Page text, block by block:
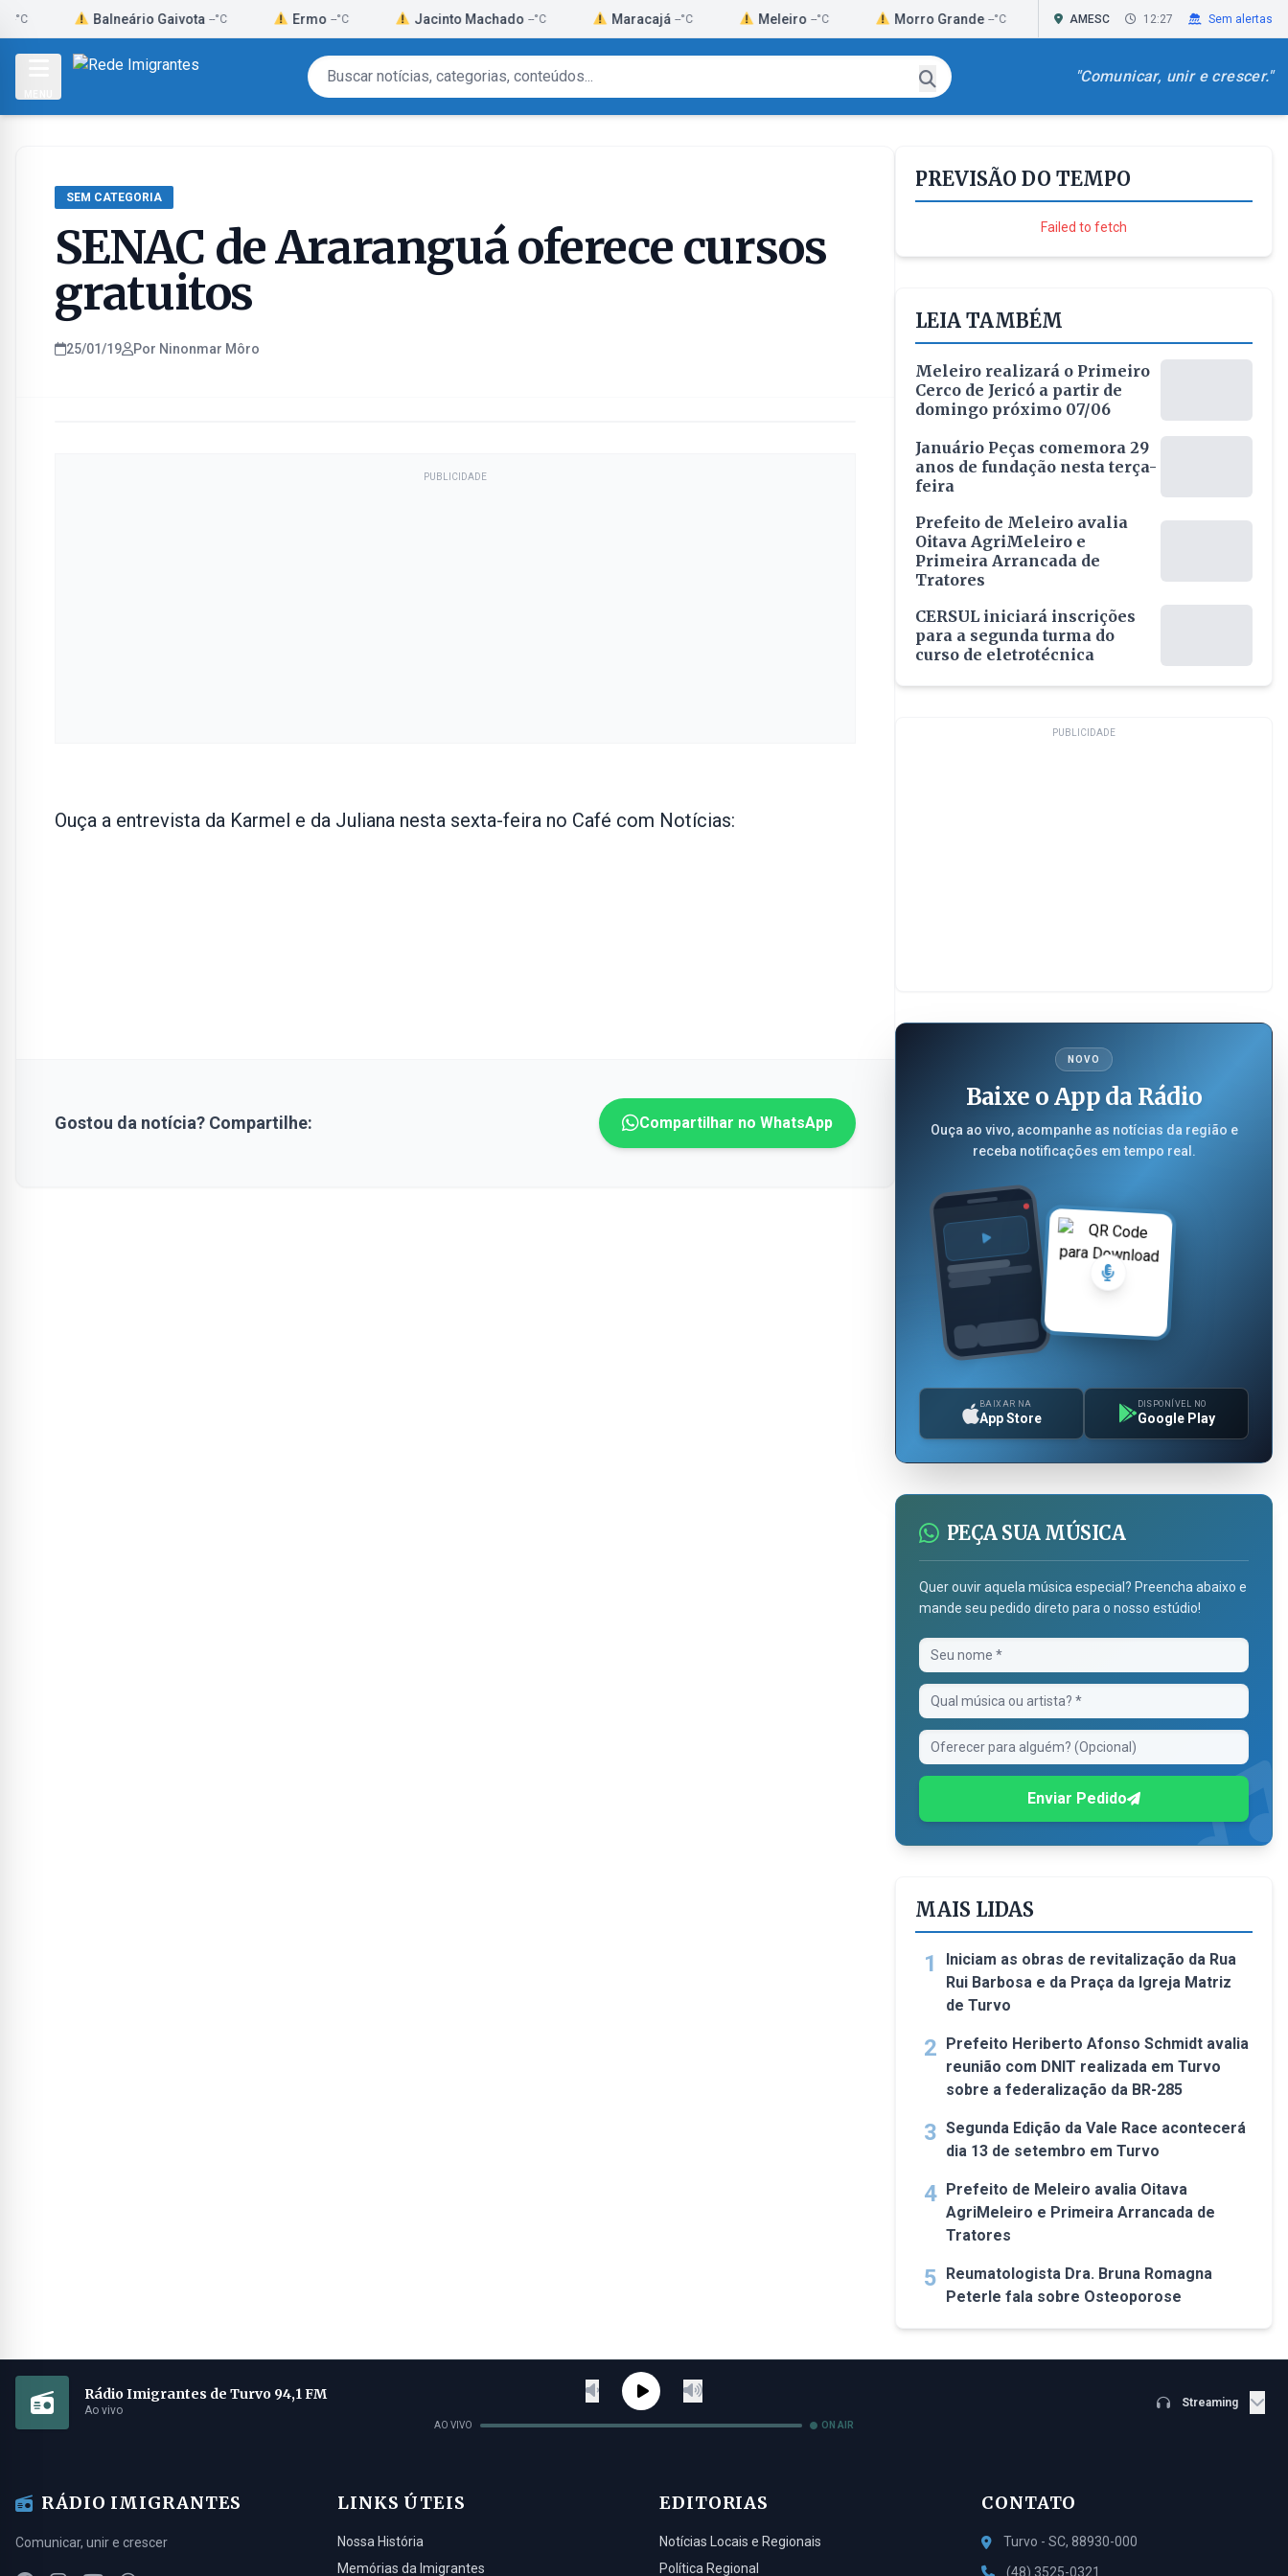
Skip
content
Balneário Gaivota --°C --°C Jacinto Machado --°C Maracajá --°C Meleiro --°C Morro Grande --°C Passo de Torres --°C Praia Grande
AMESC 12:27 Sem alertas
"Comunicar, unir e crescer."
SEM CATEGORIA
SENAC de Araranguá oferece cursos
gratuitos
25/01/19 Por Ninonmar Môro
PUBLICIDADE
Ouça a entrevista da Karmel e da Juliana nesta sexta-feira no Café com Notícias:
Gostou da notícia? Compartilhe: Compartilhar no WhatsApp
PREVISÃO DO TEMPO
Failed to fetch
LEIA TAMBÉM
Meleiro realizará o Primeiro
Cerco de Jericó a partir de
domingo próximo 07/06
Januário Peças comemora 29
anos de fundação nesta terça-
feira
Prefeito de Meleiro avalia
Oitava AgriMeleiro e
Primeira Arrancada de
Tratores
CERSUL iniciará inscrições
para a segunda turma do
curso de eletrotécnica
PUBLICIDADE
NOVO
Baixe o App da Rádio
Ouça ao vivo, acompanhe as notícias da região e
receba notificações em tempo real.
BAIXAR NA
App Store
DISPONÍVEL NO
Google Play
PEÇA SUA MÚSICA
Quer ouvir aquela música especial? Preencha abaixo e
mande seu pedido direto para o nosso estúdio!
Enviar Pedido
MAIS LIDAS
1
Iniciam as obras de revitalização da Rua
Rui Barbosa e da Praça da Igreja Matriz
de Turvo
2 Prefeito Heriberto Afonso Schmidt avalia
reunião com DNIT realizada em Turvo
sobre a federalização da BR-285
3 Segunda Edição da Vale Race acontecerá
dia 13 de setembro em Turvo
4 Prefeito de Meleiro avalia Oitava
AgriMeleiro e Primeira Arrancada de
Tratores
5 Reumatologista Dra. Bruna Romagna
Peterle fala sobre Osteoporose
Rádio Imigrantes de Turvo 94,1 FM
Ao vivo
AO VIVO ON AIR
Streaming
RÁDIO IMIGRANTES
Comunicar, unir e crescer
LINKS ÚTEIS
Nossa História
Memórias da Imigrantes
EDITORIAS
Notícias Locais e Regionais
Política Regional
CONTATO
Turvo - SC, 88930-000
(48) 3525-0321